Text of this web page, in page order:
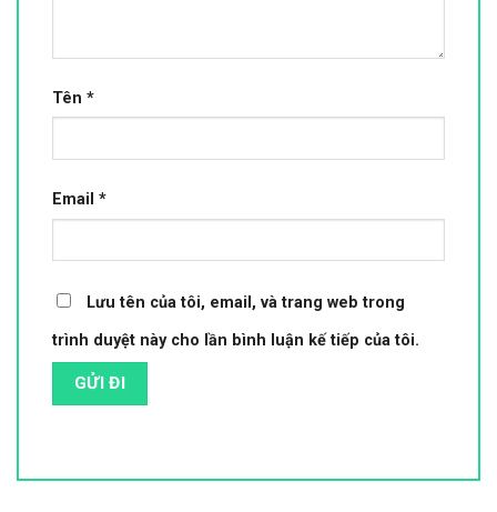
Tên *
Email *
Lưu tên của tôi, email, và trang web trong
trình duyệt này cho lần bình luận kế tiếp của tôi.